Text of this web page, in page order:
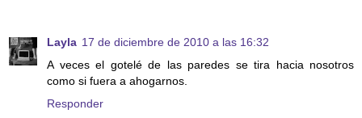
Layla 17 de diciembre de 2010 a las 16:32
A veces el gotelé de las paredes se tira hacia nosotros
como si fuera a ahogarnos.
Responder